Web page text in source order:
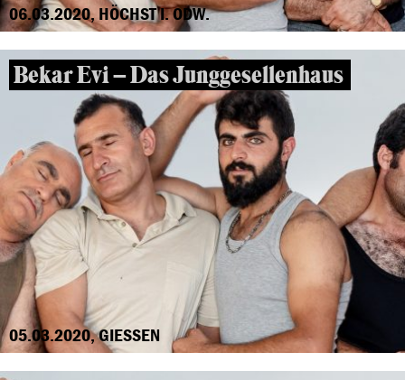
06.03.2020, HÖCHST I. ODW.
Bekar Evi – Das Junggesellenhaus
05.03.2020, GIESSEN